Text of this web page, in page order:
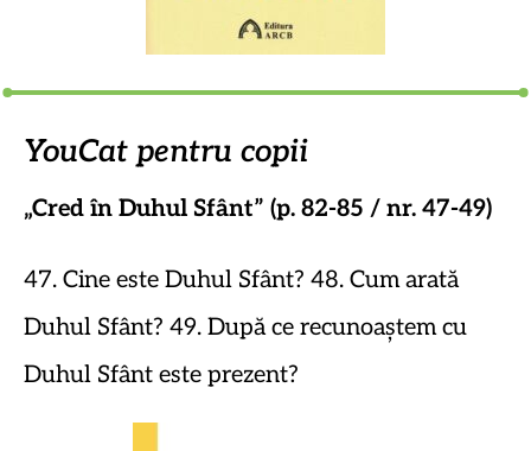
YouCat pentru copii
„Cred în Duhul Sfânt” (p. 82-85 / nr. 47-49)
47. Cine este Duhul Sfânt? 48. Cum arată
Duhul Sfânt? 49. După ce recunoaștem cu
Duhul Sfânt este prezent?